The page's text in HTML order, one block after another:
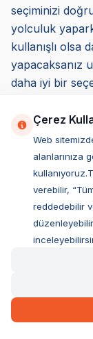
seçiminizi
yolculuk
kullanışlı olsa
yapacaksanız
daha iyi bir
olmalıdır.
sahip ürünleri
*Seçmiş
olması da
dostunuzun
olanak sunar.
sirkülasyonu
*Kedi taşıma
etkende
temizlenebilir
hijyenik bir
*Üretimde
Çerez
Web
alanlarınıza
verebilir,
reddedebilir